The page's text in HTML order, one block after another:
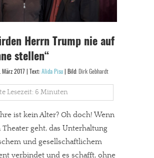
Herrn Trump nie auf
stellen“
März 2017 | Text: Alida Pisu | Bild: Dirk Gebhardt
Lesezeit: 6 Minuten
ist kein Alter? Oh doch! Wenn
Theater geht, das Unterhaltung
und gesellschaftlichem
verbindet und es schafft, ohne